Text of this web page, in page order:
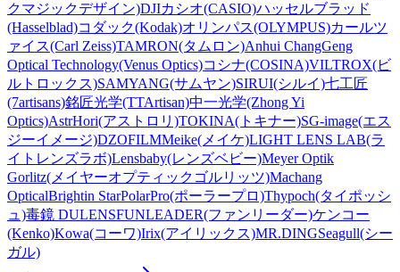
クマジックデザイン)DJIカシオ(CASIO)ハッセルブラッド
(Hasselblad)コダック(Kodak)オリンパス(OLYMPUS)カールツ
ァイス(Carl Zeiss)TAMRON(タムロン)Anhui ChangGeng
Optical Technology(Venus Optics)コシナ(COSINA)VILTROX(ビ
ルトロックス)SAMYANG(サムヤン)SIRUI(シルイ)七工匠
(7artisans)銘匠光学(TTArtisan)中一光学(Zhong Yi
Optics)AstrHori(アストロリ)TOKINA(トキナー)SG-image(エス
ジーイメージ)DZOFILMMeike(メイケ)LIGHT LENS LAB(ラ
イトレンズラボ)Lensbaby(レンズベビー)Meyer Optik
Gorlitz(メイヤーオプティックゴルリッツ)Machang
OpticalBrightin StarPolarPro(ポーラープロ)Thypoch(タイポッシ
ュ)毒鏡 DULENSFUNLEADER(ファンリーダー)ケンコー
(Kenko)Kowa(コーワ)Irix(アイリックス)MR.DINGSeagull(シー
ガル)